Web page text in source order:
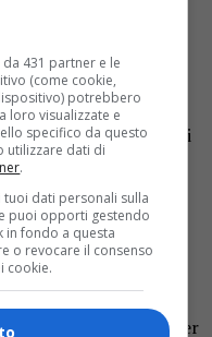
i
di Valdilana
Si tratta di due posti
professionale ) di
e uno da
generali, istruzione,
la prima
si era in attesa di
per poter stilare una
ha tenuto il Piemonte
la possibilità di poter
431 partner e le
(come cookie,
potrebbero
loro visualizzate e
specifico da questo
utilizzare dati di
.
dati personali sulla
puoi opporti gestendo
in fondo a questa
o revocare il consenso
cookie.